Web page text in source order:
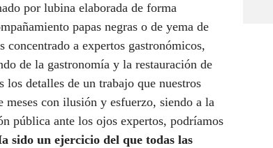
por lubina elaborada de forma
papas negras o de yema de
concentrado a expertos gastronómicos,
de la gastronomía y la restauración de
detalles de un trabajo que nuestros
meses con ilusión y esfuerzo, siendo a la
pública ante los ojos expertos, podríamos
sido un ejercicio del que todas las